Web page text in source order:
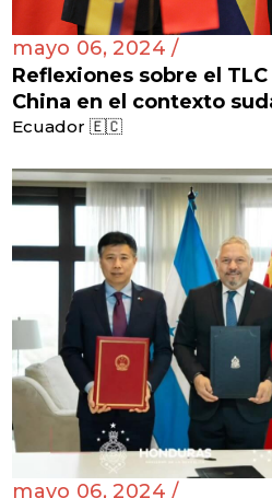
mayo 06, 2024 /
Reflexiones sobre el
China en el contexto
Ecuador 🇪🇨
mayo 06, 2024 /